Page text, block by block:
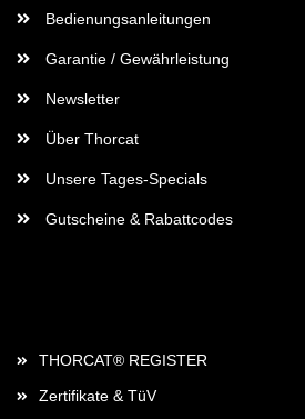
Bedienungsanleitungen
Garantie / Gewährleistung
Newsletter
Über Thorcat
Unsere Tages-Specials
Gutscheine & Rabattcodes
THORCAT® REGISTER
Zertifikate & TüV